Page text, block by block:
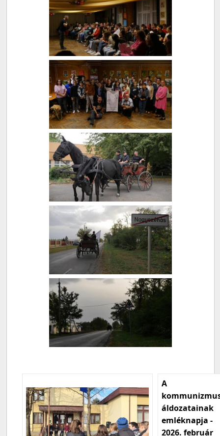
A
áldozatainak
emléknapja -
2026. február